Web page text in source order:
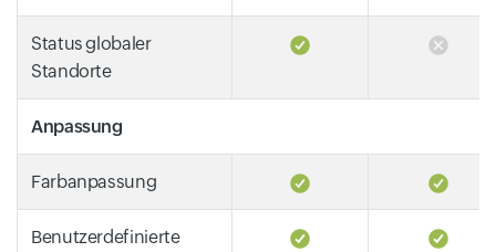
Status globaler
Standorte
Anpassung
Farbanpassung
Benutzerdefinierte